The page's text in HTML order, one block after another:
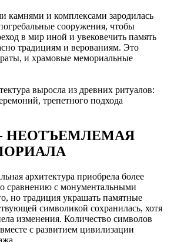
камнями и комплексами зародилась
сооружения, чтобы
в мир иной и увековечить память
традициям и верованиям. Это
и храмовые мемориальные
выросла из древних ритуалов:
трепетного подхода
НЕОТЪЕМЛЕМАЯ
архитектура приобрела более
сравнению с монументальными
но традиция украшать памятные
символикой сохранилась, хотя
изменения. Количество символов
с развитием цивилизации